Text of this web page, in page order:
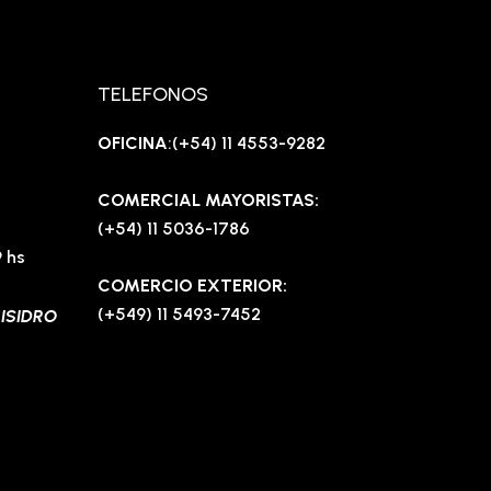
f
hs
TELEFONOS
OFICINA:(+54) 11 4553-9282
COMERCIAL MAYORISTAS:
(+54) 11 5036-1786
COMERCIO EXTERIOR:
(+549) 11 5493-7452